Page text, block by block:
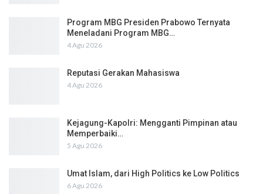
Program MBG Presiden Prabowo Ternyata
Meneladani Program MBG…
4 Agu 2026
Reputasi Gerakan Mahasiswa
4 Agu 2026
Kejagung-Kapolri: Mengganti Pimpinan atau
Memperbaiki…
5 Agu 2026
Umat Islam, dari High Politics ke Low Politics
6 Agu 2026